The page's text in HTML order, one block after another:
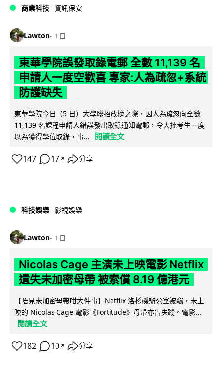
商業科技 資訊保安
Lawton 1 日
東華學院誤發取錄電郵 全數 11,139 名
申請人一度空歡喜 專家:人為疏忽+系統
防護缺失
東華學院今日（5 日）大學聯招放榜之際，因人為疏忽向全數
11,139 名課程申請人錯誤發出取錄通知電郵，令大批考生一度
以為獲得學位取錄，事...
閱讀全文
147 17 ↗ 分享
科技娛樂 影視娛樂
Lawton 1 日
Nicolas Cage 主演未上映電影 Netflix
遺失未加密母帶 被索償 8.19 億港元
【唔見未加密母帶咁大件事】Netflix 洛杉磯辦公室被竊，未上
映的 Nicolas Cage 電影《Fortitude》母帶亦告失蹤。電影...
閱讀全文
182 10 ↗ 分享